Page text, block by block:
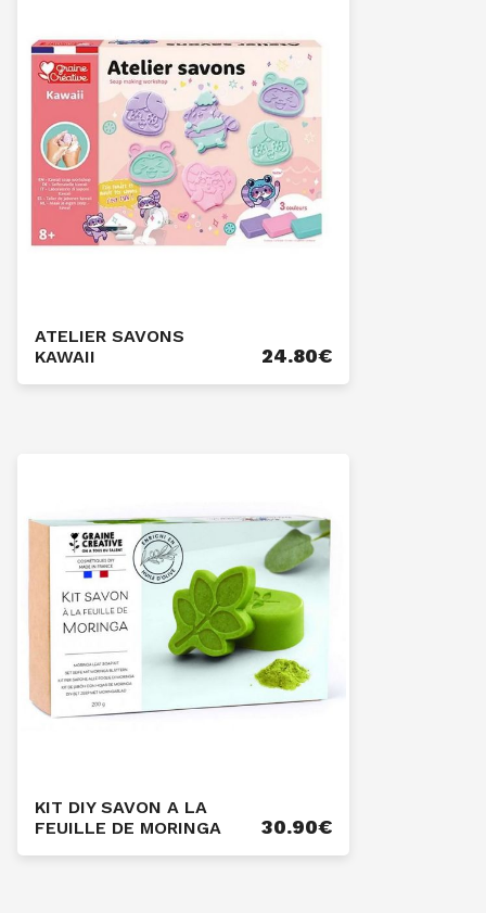
ATELIER SAVONS
KAWAII
24.80€
KIT DIY SAVON A LA
FEUILLE DE MORINGA
30.90€